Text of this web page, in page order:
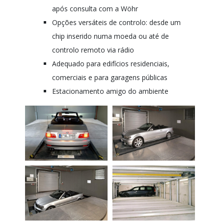
após consulta com a Wöhr
Opções versáteis de controlo: desde um
chip inserido numa moeda ou até de
controlo remoto via rádio
Adequado para edifícios residenciais,
comerciais e para garagens públicas
Estacionamento amigo do ambiente